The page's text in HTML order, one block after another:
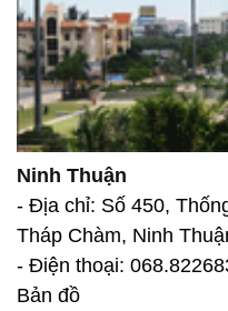
Ninh Thuận
- Địa chỉ: Số 450,
Tháp Chàm, Ninh
- Điện thoại:
Bản đồ